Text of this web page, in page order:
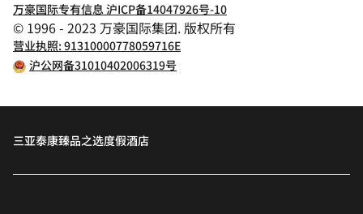
万豪国际专有信息 沪ICP备14047926号-10
© 1996 - 2023 万豪国际集团. 版权所有
营业执照: 91310000778059716E
沪公网备31010402006319号
三亚泰康臻品之选度假酒店